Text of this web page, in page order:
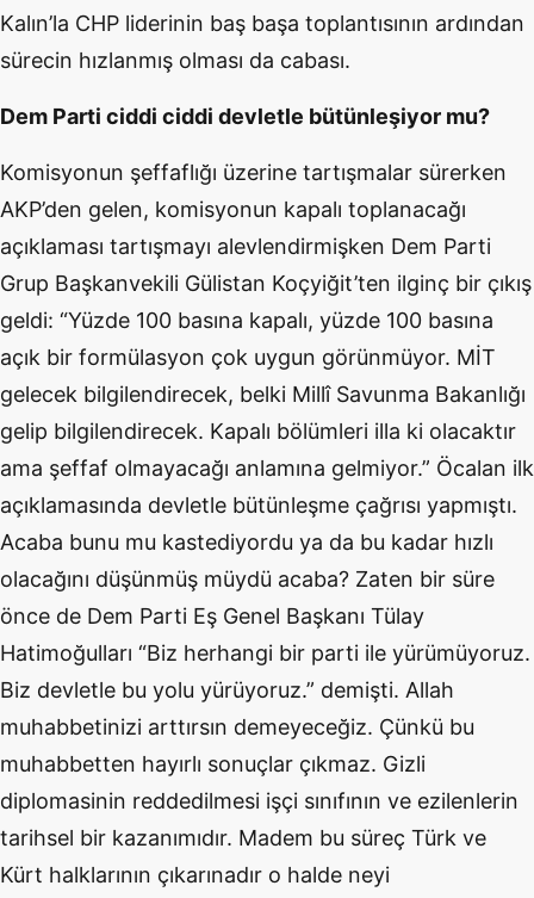
Kalın’la CHP liderinin baş başa toplantısının ardından
sürecin hızlanmış olması da cabası.
Dem Parti ciddi ciddi devletle bütünleşiyor mu?
Komisyonun şeffaflığı üzerine tartışmalar sürerken
AKP’den gelen, komisyonun kapalı toplanacağı
açıklaması tartışmayı alevlendirmişken Dem Parti
Grup Başkanvekili Gülistan Koçyiğit’ten ilginç bir çıkış
geldi: “Yüzde 100 basına kapalı, yüzde 100 basına
açık bir formülasyon çok uygun görünmüyor. MİT
gelecek bilgilendirecek, belki Millî Savunma Bakanlığı
gelip bilgilendirecek. Kapalı bölümleri illa ki olacaktır
ama şeffaf olmayacağı anlamına gelmiyor.” Öcalan ilk
açıklamasında devletle bütünleşme çağrısı yapmıştı.
Acaba bunu mu kastediyordu ya da bu kadar hızlı
olacağını düşünmüş müydü acaba? Zaten bir süre
önce de Dem Parti Eş Genel Başkanı Tülay
Hatimoğulları “Biz herhangi bir parti ile yürümüyoruz.
Biz devletle bu yolu yürüyoruz.” demişti. Allah
muhabbetinizi arttırsın demeyeceğiz. Çünkü bu
muhabbetten hayırlı sonuçlar çıkmaz. Gizli
diplomasinin reddedilmesi işçi sınıfının ve ezilenlerin
tarihsel bir kazanımıdır. Madem bu süreç Türk ve
Kürt halklarının çıkarınadır o halde neyi